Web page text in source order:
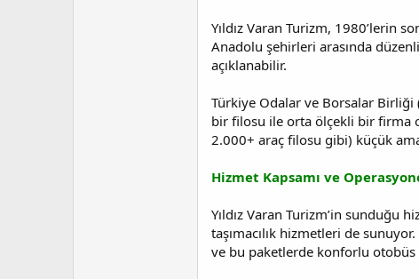
Yıldız Varan Turizm, 1980’lerin
Anadolu şehirleri arasında
açıklanabilir.
Türkiye Odalar ve Borsalar Birliği
bir filosu ile orta ölçekli bir firma
2.000+ araç filosu gibi) küçük
Hizmet Kapsamı ve
Yıldız Varan Turizm’in sunduğu
taşımacılık hizmetleri de
ve bu paketlerde konforlu otobüs